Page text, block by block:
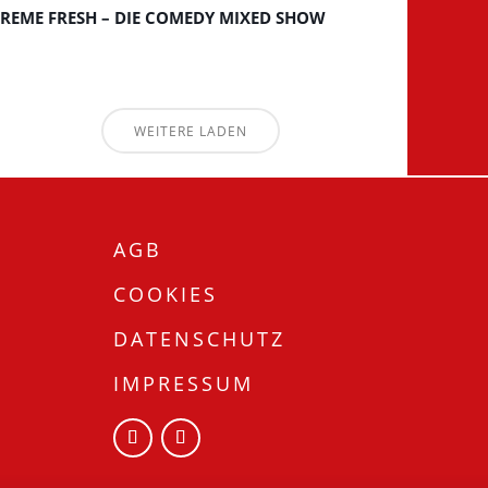
FRESH – DIE COMEDY MIXED SHOW
WEITERE LADEN
AGB
COOKIES
DATENSCHUTZ
IMPRESSUM